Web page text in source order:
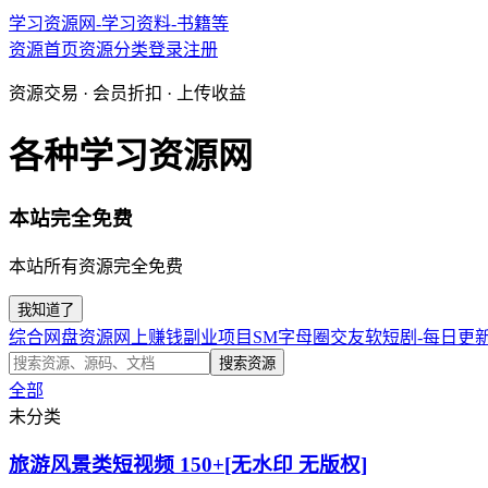
学习资源网-学习资料-书籍等
资源首页资源分类登录注册
资源交易 · 会员折扣 · 上传收益
各种学习资源网
本站完全免费
本站所有资源完全免费
我知道了
综合网盘资源 网上赚钱副业项目 SM字母圈交友软短剧-每日更
搜索资源
全部
未分类
旅游风景类短视频 150+[无水印 无版权]